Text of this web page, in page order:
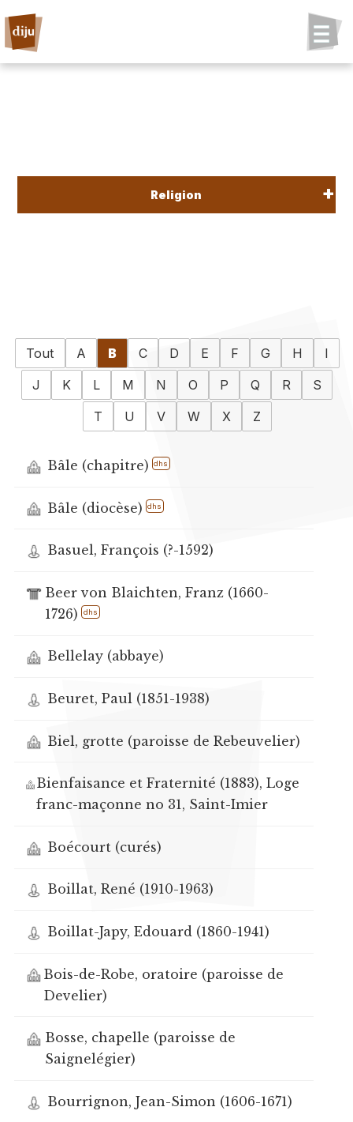
Religion
Tout A B C D E F G H
I
J
K L M N O P Q R
S
T
U V W X Z
Bâle (chapitre) dhs
Bâle (diocèse) dhs
Basuel, François (?-1592)
Beer von Blaichten, Franz (1660-
1726)
dhs
Bellelay (abbaye)
Beuret, Paul (1851-1938)
Biel, grotte (paroisse de Rebeuvelier)
Bienfaisance et Fraternité (1883), Loge
franc-maçonne no 31, Saint-Imier
Boécourt (curés)
Boillat, René (1910-1963)
Boillat-Japy, Edouard (1860-1941)
Bois-de-Robe, oratoire (paroisse de
Develier)
Bosse, chapelle (paroisse de
Saignelégier)
Bourrignon, Jean-Simon (1606-1671)